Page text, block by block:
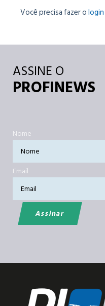
Você precisa fazer ologin
ASSINE O
PROFINEWS
Nome
Email